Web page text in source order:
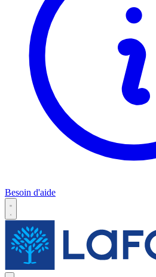
Besoin d'aide